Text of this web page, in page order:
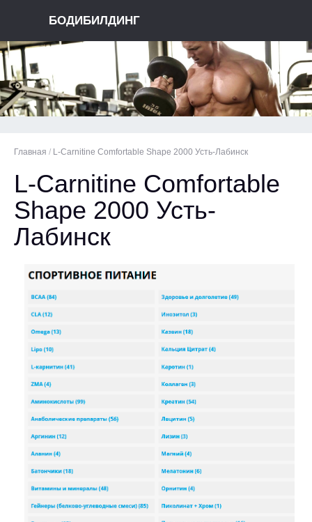
БОДИБИЛДИНГ
Главная / L-Carnitine Comfortable Shape 2000 Усть-Лабинск
L-Carnitine Comfortable
Shape 2000 Усть-
Лабинск